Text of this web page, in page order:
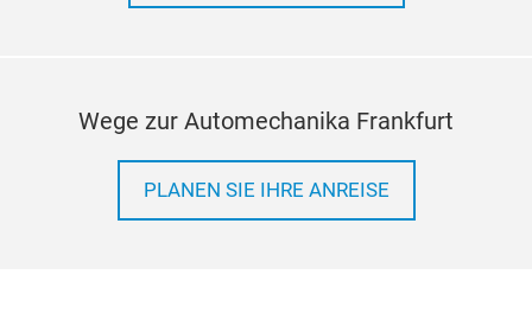
Wege zur Automechanika Frankfurt
PLANEN SIE IHRE ANREISE